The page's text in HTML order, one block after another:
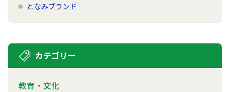
となみブランド
カテゴリー
教育・文化